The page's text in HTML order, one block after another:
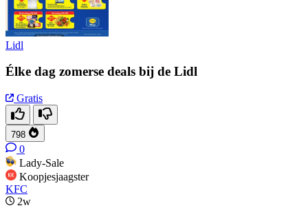
Lidl
Élke dag zomerse deals bij de Lidl
Gratis
798
0
Lady-Sale
Koopjesjaagster
KFC
2w